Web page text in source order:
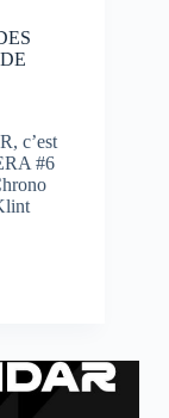
c’est
#6